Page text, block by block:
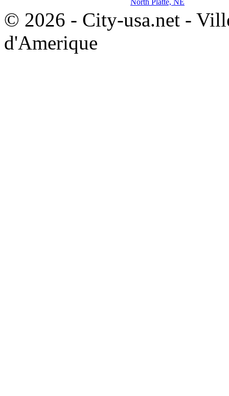
© 2026 - City-usa.net -
d'Amerique